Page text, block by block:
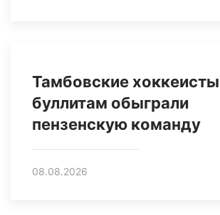
Тамбовские
буллитам обыграли
пензенскую команду
08.08.2026